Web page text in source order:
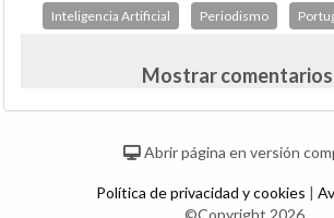
Inteligencia Artificial Periodismo
Mostrar comentarios
Abrir página en versión
Política de privacidad y cookies |
©Copyright 2026